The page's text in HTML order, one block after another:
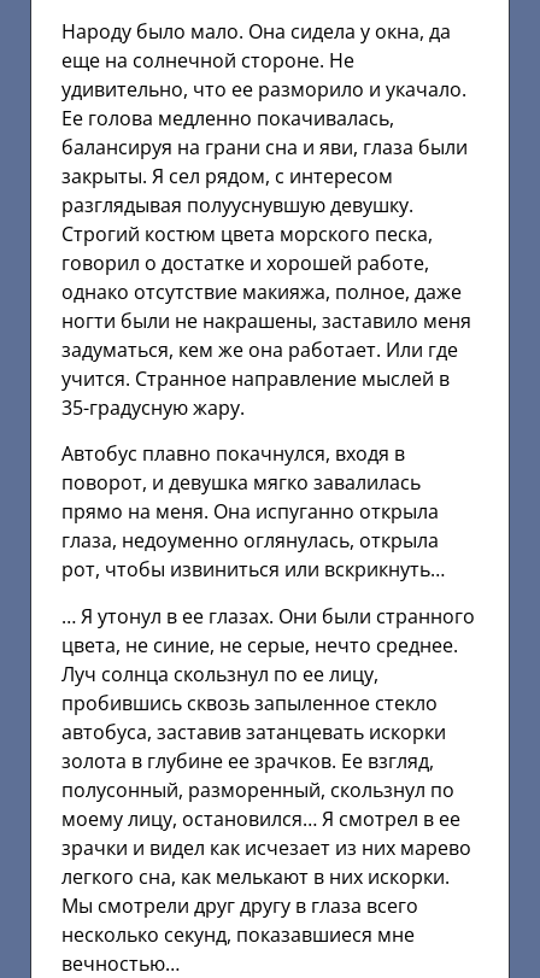
Народу было мало. Она сидела у окна, да
еще на солнечной стороне. Не
удивительно, что ее разморило и укачало.
Ее голова медленно покачивалась,
балансируя на грани сна и яви, глаза были
закрыты. Я сел рядом, с интересом
разглядывая полууснувшую девушку.
Строгий костюм цвета морского песка,
говорил о достатке и хорошей работе,
однако отсутствие макияжа, полное, даже
ногти были не накрашены, заставило меня
задуматься, кем же она работает. Или где
учится. Странное направление мыслей в
35-градусную жару.
Автобус плавно покачнулся, входя в
поворот, и девушка мягко завалилась
прямо на меня. Она испуганно открыла
глаза, недоуменно оглянулась, открыла
рот, чтобы извиниться или вскрикнуть…
… Я утонул в ее глазах. Они были странного
цвета, не синие, не серые, нечто среднее.
Луч солнца скользнул по ее лицу,
пробившись сквозь запыленное стекло
автобуса, заставив затанцевать искорки
золота в глубине ее зрачков. Ее взгляд,
полусонный, разморенный, скользнул по
моему лицу, остановился… Я смотрел в ее
зрачки и видел как исчезает из них марево
легкого сна, как мелькают в них искорки.
Мы смотрели друг другу в глаза всего
несколько секунд, показавшиеся мне
вечностью…